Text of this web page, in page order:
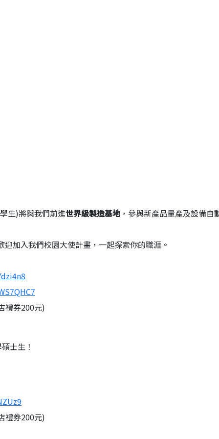
生)將與我們前進世界級製造基地 ，參與新產品量產及設備自
加入我們校園大使計畫，一起探索你的職涯。
禮券200元)
士生！
禮券200元)